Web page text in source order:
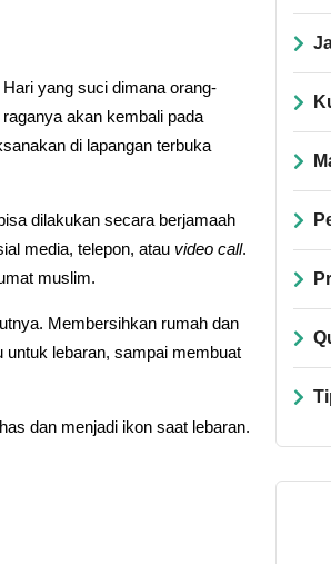
yang suci dimana orang-
akan kembali pada
di lapangan terbuka
dilakukan secara berjamaah
media, telepon, atau video call.
muslim.
Membersihkan rumah dan
untuk lebaran, sampai membuat
dan menjadi ikon saat lebaran.